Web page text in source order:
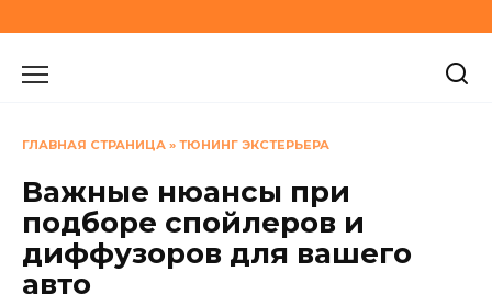
к
содержанию
ГЛАВНАЯ СТРАНИЦА » ТЮНИНГ ЭКСТЕРЬЕРА
Важные нюансы при
подборе спойлеров и
диффузоров для вашего
авто